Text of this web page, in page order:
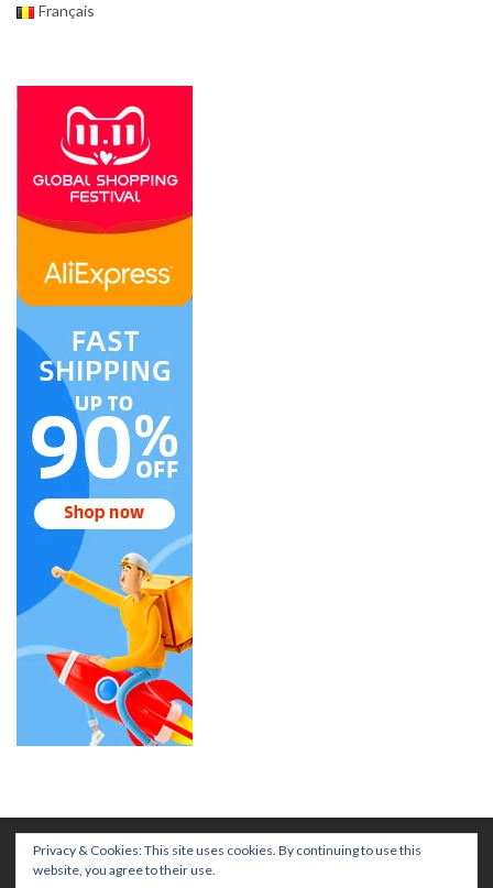
Français
Privacy & Cookies: This site uses cookies. By continuing to use this
website, you agree to their use.